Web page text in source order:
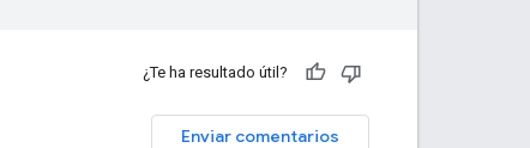
¿Te ha resultado útil?
Enviar comentarios